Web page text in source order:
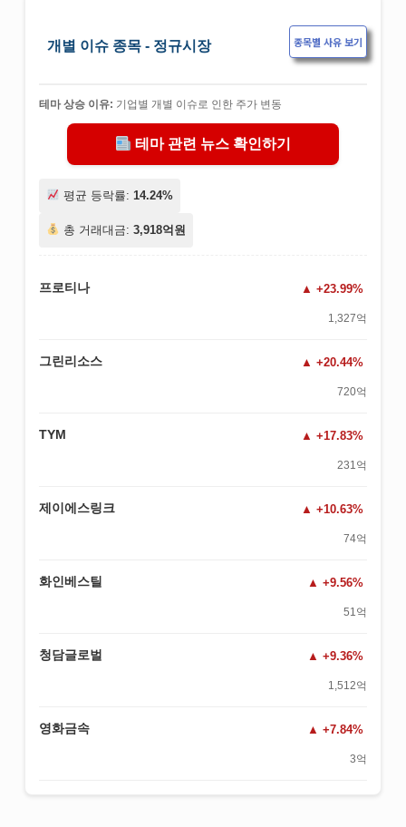
개별 이슈 종목 - 정규시장 종목별 사유 보기
테마 상승 이유: 기업별 개별 이슈로 인한 주가 변동
테마 관련 뉴스 확인하기
평균 등락률: 14.24%
총 거래대금: 3,918억원
프로티나 +23.99%
1,327억
그린리소스 +20.44%
720억
TYM +17.83%
231억
제이에스링크 +10.63%
74억
화인베스틸 +9.56%
51억
청담글로벌 +9.36%
1,512억
영화금속 +7.84%
3억